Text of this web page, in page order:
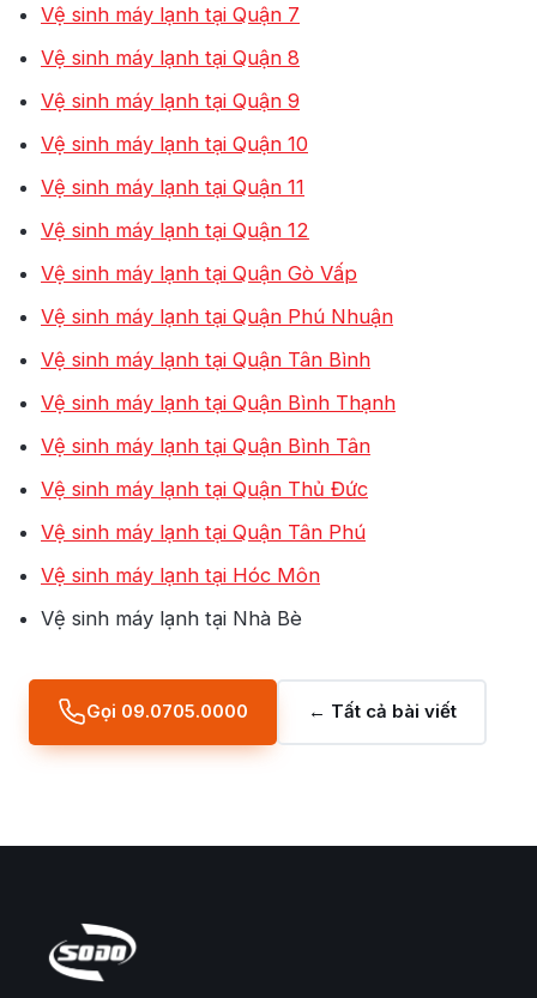
Vệ sinh máy lạnh tại Quận 7
Vệ sinh máy lạnh tại Quận 8
Vệ sinh máy lạnh tại Quận 9
Vệ sinh máy lạnh tại Quận 10
Vệ sinh máy lạnh tại Quận 11
Vệ sinh máy lạnh tại Quận 12
Vệ sinh máy lạnh tại Quận Gò Vấp
Vệ sinh máy lạnh tại Quận Phú Nhuận
Vệ sinh máy lạnh tại Quận Tân Bình
Vệ sinh máy lạnh tại Quận Bình Thạnh
Vệ sinh máy lạnh tại Quận Bình Tân
Vệ sinh máy lạnh tại Quận Thủ Đức
Vệ sinh máy lạnh tại Quận Tân Phú
Vệ sinh máy lạnh tại Hóc Môn
Vệ sinh máy lạnh tại Nhà Bè
Gọi 09.0705.0000 ← Tất cả bài viết